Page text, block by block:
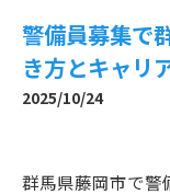
警備員募集で
き方とキャリ
2025/10/24
群馬県藤岡市で警